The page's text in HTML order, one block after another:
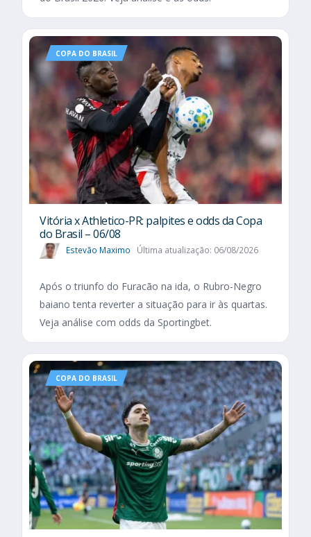
COPA DO BRASIL
Vitória x Athletico-PR: palpites e odds da Copa
do Brasil – 06/08
Estevão Maximo Última atualização: 06/08/2026
Após o triunfo do Furacão na ida, o Rubro-Negro
baiano tenta reverter a situação para ir às quartas.
Veja análise com odds da Sportingbet.
COPA DO BRASIL